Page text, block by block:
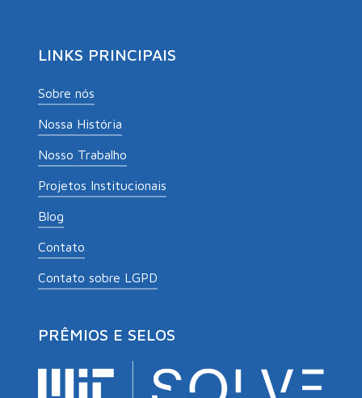
LINKS PRINCIPAIS
Sobre nós
Nossa História
Nosso Trabalho
Projetos Institucionais
Blog
Contato
Contato sobre LGPD
PRÊMIOS E SELOS